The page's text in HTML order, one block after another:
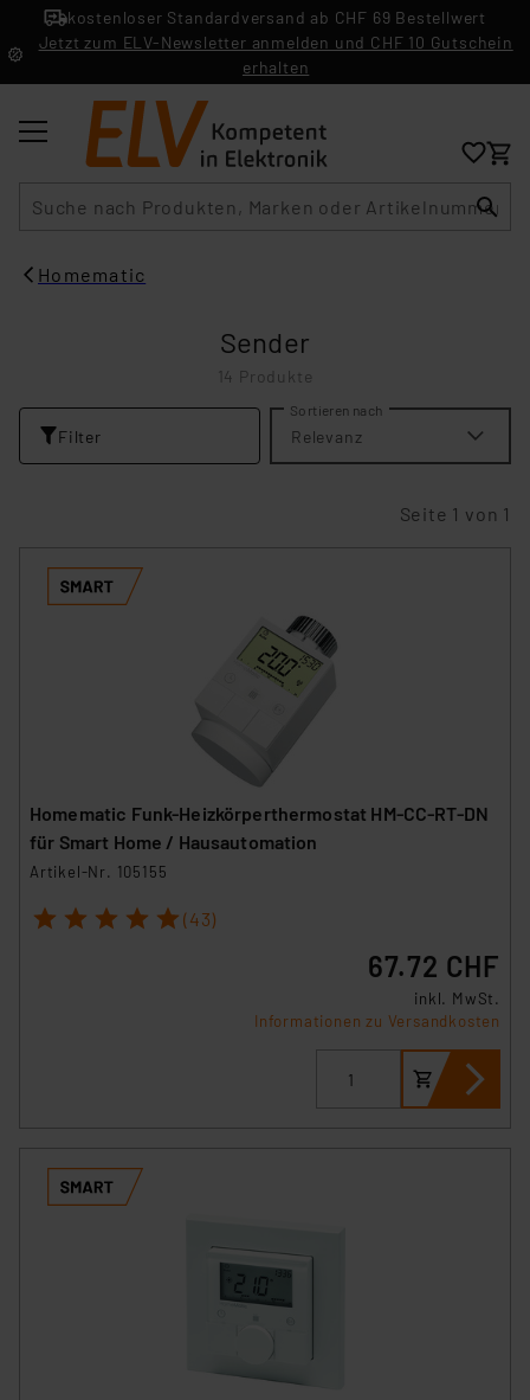
kostenloser Standardversand ab CHF 69 Bestellwert
Jetzt zum ELV-Newsletter anmelden und CHF 10 Gutschein
erhalten
Homematic
Sender
14 Produkte
Filter
Sortieren nach
Relevanz
Seite 1 von 1
Homematic Funk-Heizkörperthermostat HM-CC-RT-DN
für Smart Home / Hausautomation
Artikel-Nr. 105155
1 2 3 4 5 (43)
67.72 CHF
inkl. MwSt.
Informationen zu Versandkosten